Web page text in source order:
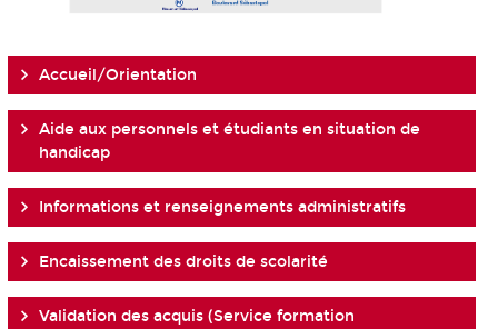
Accueil/Orientation
Aide aux personnels et étudiants en situation de
handicap
Informations et renseignements administratifs
Encaissement des droits de scolarité
Validation des acquis (Service formation